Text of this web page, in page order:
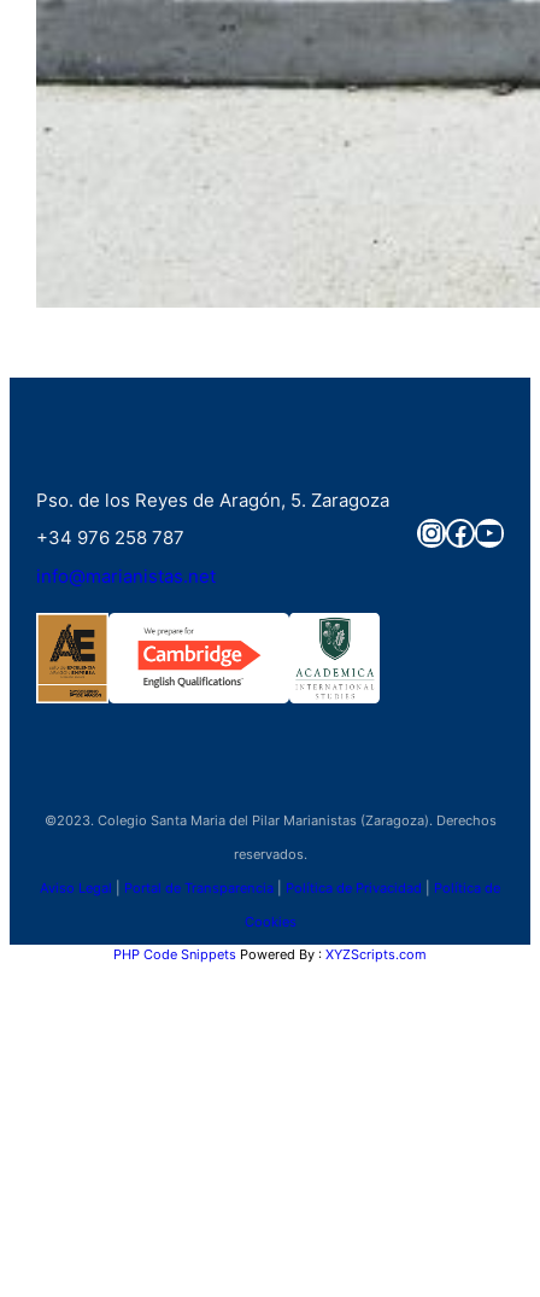
Pso. de los Reyes de Aragón, 5. Zaragoza
+34 976 258 787
info@marianistas.net
©2023. Colegio Santa Maria del Pilar Marianistas (Zaragoza). Derechos
reservados.
Aviso Legal Portal de Transparencia Política de Privacidad Política de
Cookies
PHP Code Snippets Powered By : XYZScripts.com